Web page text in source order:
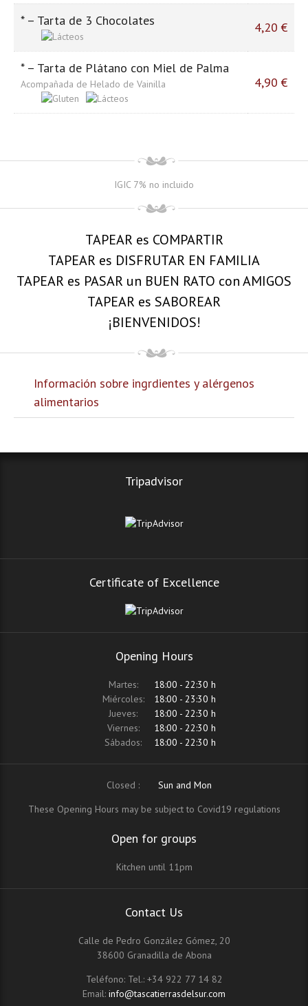
* – Tarta de 3 Chocolates 4,20 €
* – Tarta de Plátano con Miel de Palma
Acompañada de Helado de Vainilla 4,90 €
IGIC 7% no incluido
TAPEAR es COMPARTIR
TAPEAR es DISFRUTAR EN FAMILIA
TAPEAR es PASAR un BUEN RATO con AMIGOS
TAPEAR es SABOREAR
¡BIENVENIDOS!
Información sobre ingrdientes y alérgenos
alimentarios
Tripadvisor
Certificate of Excellence
Opening Hours
Martes:
18:00 - 22:30 h
Miércoles:
18:00 - 23:30 h
Jueves:
18:00 - 22:30 h
Viernes:
18:00 - 22:30 h
Sábados:
18:00 - 22:30 h
Closed :
Sun and Mon
These Opening Hours may be subject to Covid19 regulations
Open for groups
Kitchen until 11pm
Contact Us
Calle de Pedro González Gómez, 20
38600 Granadilla de Abona
Teléfono: Tel.: +34 922 77 14 82
Email: info@tascatierrasdelsur.com